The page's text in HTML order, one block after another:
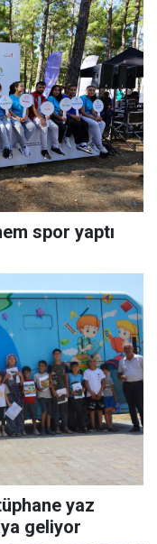
spor yaptı
yaz
geliyor